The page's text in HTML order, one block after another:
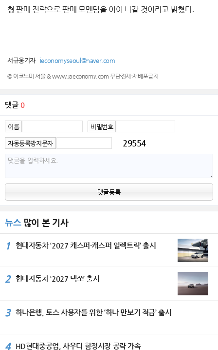
형 판매 전략으로 판매 모멘텀을 이어 나갈 것이라고 밝혔다.
서규웅기자 ieconomyseoul@naver.com
© 이코노미 서울 & www.jaeconomy.com 무단전재-재배포금지
댓글 0
이름 비밀번호
자동등록방지문자 29554
댓글등록
뉴스많이 본 기사
1 현대자동차 ‘2027 캐스퍼·캐스퍼 일렉트릭’ 출시
2 현대자동차 ‘2027 넥쏘’ 출시
3 하나은행, 토스 사용자를 위한 ‘하나 만보기 적금’ 출시
4 HD현대중공업, 사우디 함정시장 공략 가속